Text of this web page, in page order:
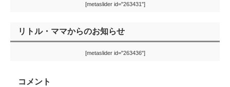
[metaslider id="263431"]
リトル・ママからのお知らせ
[metaslider id="263436"]
コメント